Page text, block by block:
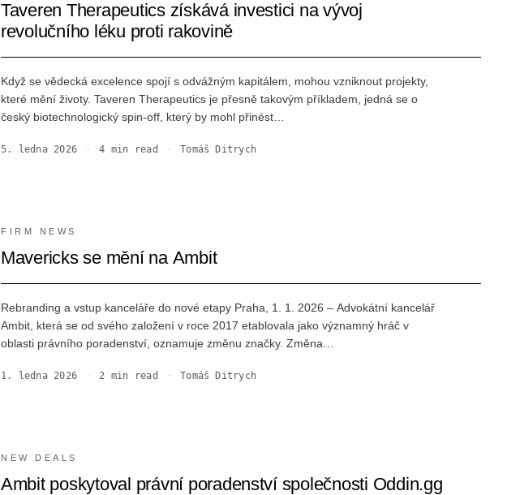
Taveren Therapeutics získává investici na vývoj
revolučního léku proti rakovině
Když se vědecká excelence spojí s odvážným kapitálem, mohou vzniknout projekty,
které mění životy. Taveren Therapeutics je přesně takovým příkladem, jedná se o
český biotechnologický spin-off, který by mohl přinést…
5. ledna 2026 · 4 min read · Tomáš Ditrych
FIRM NEWS
Mavericks se mění na Ambit
Rebranding a vstup kanceláře do nové etapy Praha, 1. 1. 2026 – Advokátní kancelář
Ambit, která se od svého založení v roce 2017 etablovala jako významný hráč v
oblasti právního poradenství, oznamuje změnu značky. Změna…
1. ledna 2026 · 2 min read · Tomáš Ditrych
NEW DEALS
Ambit poskytoval právní poradenství společnosti Oddin.gg